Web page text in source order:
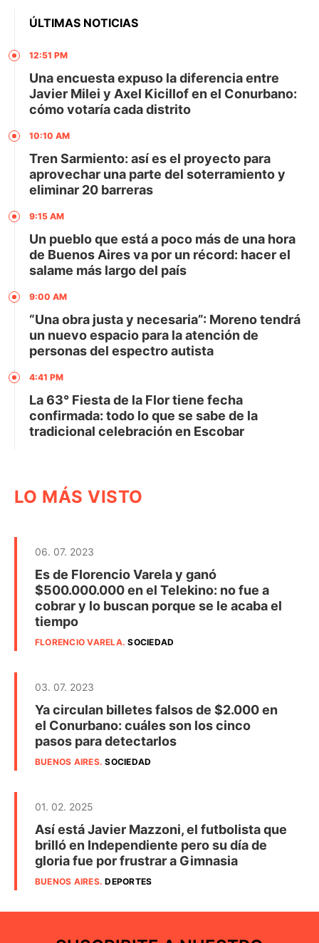
ÚLTIMAS NOTICIAS
12:51 PM
Una encuesta expuso la diferencia entre
Javier Milei y Axel Kicillof en el Conurbano:
cómo votaría cada distrito
10:10 AM
Tren Sarmiento: así es el proyecto para
aprovechar una parte del soterramiento y
eliminar 20 barreras
9:15 AM
Un pueblo que está a poco más de una hora
de Buenos Aires va por un récord: hacer el
salame más largo del país
9:00 AM
“Una obra justa y necesaria”: Moreno tendrá
un nuevo espacio para la atención de
personas del espectro autista
4:41 PM
La 63° Fiesta de la Flor tiene fecha
confirmada: todo lo que se sabe de la
tradicional celebración en Escobar
LO MÁS VISTO
06. 07. 2023
Es de Florencio Varela y ganó
$500.000.000 en el Telekino: no fue a
cobrar y lo buscan porque se le acaba el
tiempo
FLORENCIO VARELA.SOCIEDAD
03. 07. 2023
Ya circulan billetes falsos de $2.000 en
el Conurbano: cuáles son los cinco
pasos para detectarlos
BUENOS AIRES.SOCIEDAD
01. 02. 2025
Así está Javier Mazzoni, el futbolista que
brilló en Independiente pero su día de
gloria fue por frustrar a Gimnasia
BUENOS AIRES.DEPORTES